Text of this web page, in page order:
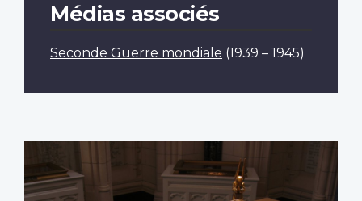
Médias associés
Seconde Guerre mondiale (1939 – 1945)